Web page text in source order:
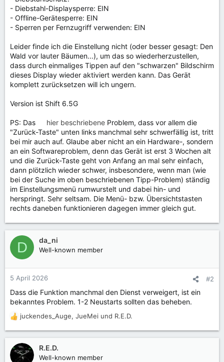
- Diebstahl-Displaysperre: EIN
- Offline-Gerätesperre: EIN
- Sperren per Fernzugriff verwenden: EIN
Leider finde ich die Einstellung nicht (oder besser gesagt: Den
Wald vor lauter Bäumen...), um das so wiederherzustellen,
dass durch einmaliges Tippen auf den "schwarzen" Bildschirm
dieses Display wieder aktiviert werden kann. Das Gerät
komplett zurücksetzen will ich ungern.
Version ist Shift 6.5G
PS: Das hier beschriebene Problem, dass vor allem die
"Zurück-Taste" unten links manchmal sehr schwerfällig ist, tritt
bei mir auch auf. Glaube aber nicht an ein Hardware-, sondern
an ein Softwareproblem, denn das Gerät ist erst 3 Wochen alt
und die Zurück-Taste geht von Anfang an mal sehr einfach,
dann plötzlich wieder schwer, insbesondere, wenn man (wie
bei der Suche im oben beschriebenen Tipp-Problem) ständig
im Einstellungsmenü rumwurstelt und dabei hin- und
herspringt. Sehr seltsam. Die Menü- bzw. Übersichtstasten
rechts daneben funktionieren dagegen immer gleich gut.
D da_ni
Well-known member
5 April 2026 #2
Dass die Funktion manchmal den Dienst verweigert, ist ein
bekanntes Problem. 1-2 Neustarts sollten das beheben.
R
e
a
k
t
juckendes_Auge, JueMei und R.E.D.
R.E.D.
Well-known member